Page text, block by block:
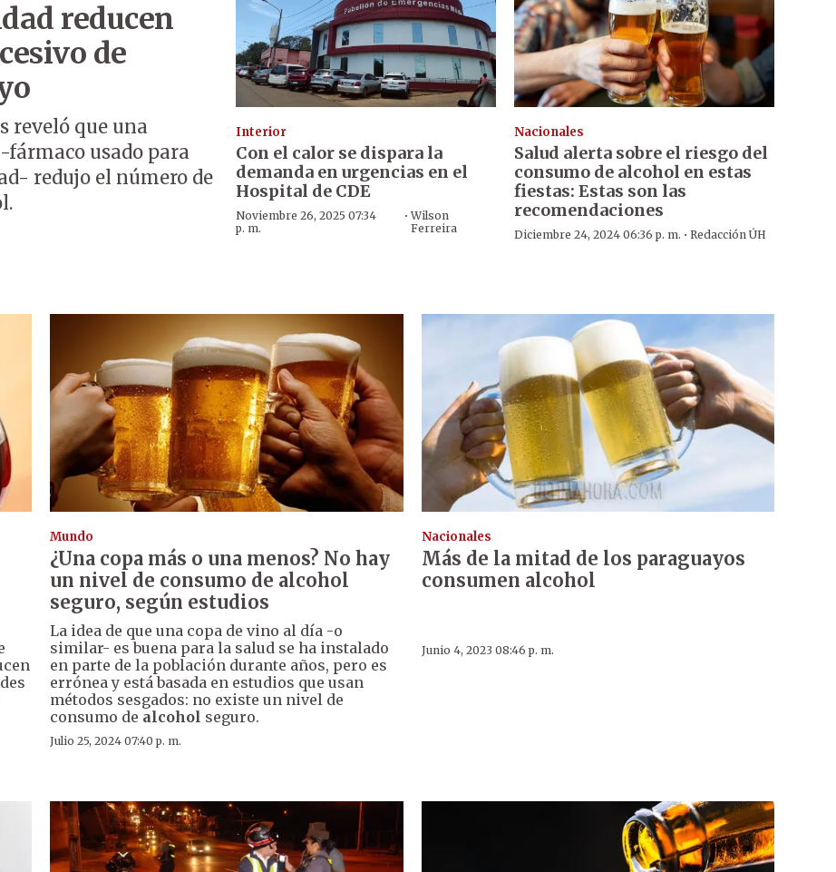
reducen
de
reveló que una
usado para
redujo el número de
Interior
Con el calor se dispara la
demanda en urgencias en el
Hospital de CDE
Noviembre 26, 2025 07:34
p. m.
·Wilson
Ferreira
Nacionales
Salud alerta sobre el riesgo del
consumo de alcohol en estas
fiestas: Estas son las
recomendaciones
Diciembre 24, 2024 06:36 p. m. · Redacción ÚH
Mundo
¿Una copa más o una menos? No hay
un nivel de consumo de alcohol
seguro, según estudios
La idea de que una copa de vino al día -o
similar- es buena para la salud se ha instalado
en parte de la población durante años, pero es
errónea y está basada en estudios que usan
métodos sesgados: no existe un nivel de
consumo de alcohol seguro.
Julio 25, 2024 07:40 p. m.
Nacionales
Más de la mitad de los paraguayos
consumen alcohol
Junio 4, 2023 08:46 p. m.